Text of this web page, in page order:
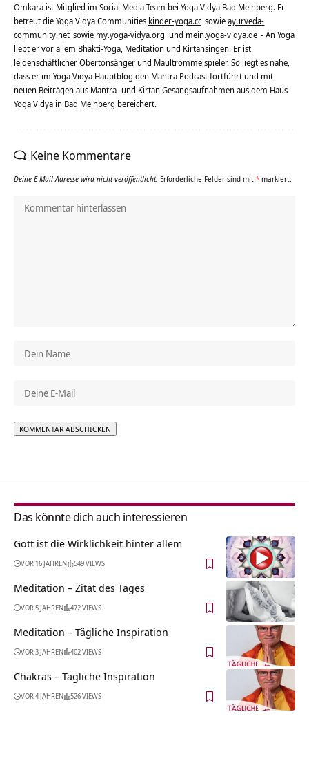
Omkara ist Mitglied im Social Media Team bei Yoga Vidya Bad Meinberg. Er
betreut die Yoga Vidya Communities kinder-yoga.cc sowieayurveda-
community.net sowie my.yoga-vidya.org und mein.yoga-vidya.de - An Yoga
liebt er vor allem Bhakti-Yoga, Meditation und Kirtansingen. Er ist
leidenschaftlicher Obertonsänger und Maultrommelspieler. So liegt es nahe,
dass er im Yoga Vidya Hauptblog den Mantra Podcast fortführt und mit
neuen Beiträgen aus Mantra- und Kirtan Gesangsaufnahmen aus dem Haus
Yoga Vidya in Bad Meinberg bereichert.
Keine Kommentare
Deine E-Mail-Adresse wird nicht veröffentlicht. Erforderliche Felder sind mit * markiert.
Das könnte dich auch interessieren
Gott ist die Wirklichkeit hinter allem
VOR 16 JAHREN 549 VIEWS
Meditation – Zitat des Tages
VOR 5 JAHREN 472 VIEWS
Meditation – Tägliche Inspiration
VOR 3 JAHREN 402 VIEWS
Chakras – Tägliche Inspiration
VOR 4 JAHREN 526 VIEWS